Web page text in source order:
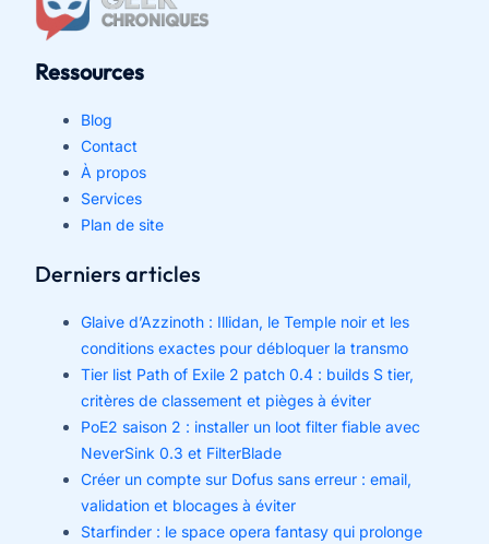
Ressources
Blog
Contact
À propos
Services
Plan de site
Derniers articles
Glaive d’Azzinoth : Illidan, le Temple noir et les
conditions exactes pour débloquer la transmo
Tier list Path of Exile 2 patch 0.4 : builds S tier,
critères de classement et pièges à éviter
PoE2 saison 2 : installer un loot filter fiable avec
NeverSink 0.3 et FilterBlade
Créer un compte sur Dofus sans erreur : email,
validation et blocages à éviter
Starfinder : le space opera fantasy qui prolonge